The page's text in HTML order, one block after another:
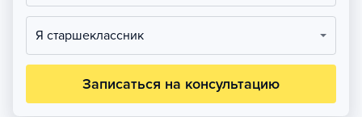
Я старшеклассник
Записаться на консультацию